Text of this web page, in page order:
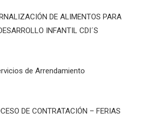
DE ALIMENTOS PARA
INFANTIL CDI´S
de Arrendamiento
DE CONTRATACIÓN – FERIAS